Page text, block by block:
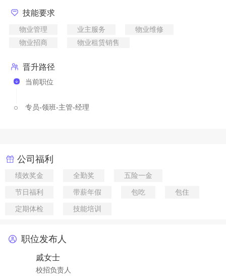
技能要求
物业管理 业主服务
物业维修
物业招商
物业租赁销售
晋升路径
当前职位
专员-领班-主管-经理
公司福利
绩效奖金 全勤奖 五险一金
节日福利 带薪年假 包吃 包住
定期体检 技能培训
职位发布人
戚女士
校招负责人